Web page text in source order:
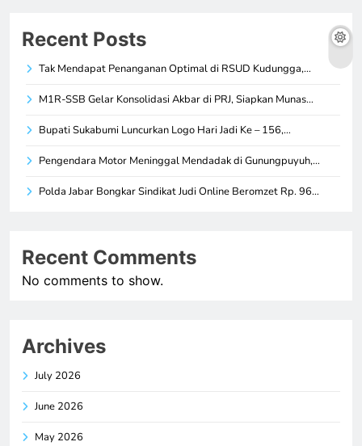
Recent Posts
Tak Mendapat Penanganan Optimal di RSUD Kudungga,…
M1R-SSB Gelar Konsolidasi Akbar di PRJ, Siapkan Munas…
Bupati Sukabumi Luncurkan Logo Hari Jadi Ke – 156,…
Pengendara Motor Meninggal Mendadak di Gunungpuyuh,…
Polda Jabar Bongkar Sindikat Judi Online Beromzet Rp. 96…
Recent Comments
No comments to show.
Archives
July 2026
June 2026
May 2026